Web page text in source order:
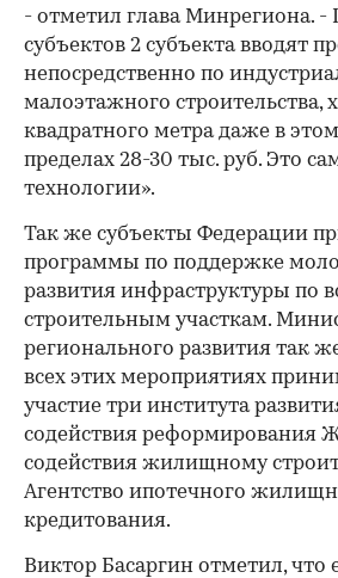
00:00
- отметил глава Минрегиона. -
субъектов 2 субъекта вводят
непосредственно по
малоэтажного строительства,
квадратного метра даже в
пределах 28-30 тыс. руб. Это
технологии».
Так же субъекты Федерации
программы по поддержке
развития инфраструктуры по
строительным участкам.
регионального развития так
всех этих мероприятиях
участие три института
содействия реформирования
содействия жилищному
Агентство ипотечного
кредитования.
Виктор Басаргин отметил, что